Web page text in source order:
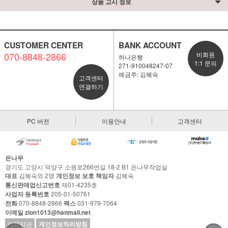
CUSTOMER CENTER
070-8848-2866
고객센터
연결하기
BANK ACCOUNT
하나은행
271-910048247-07
예금주: 김혜숙
비회원
1:1 문의
PC 버전 이용안내 고객센터
은나무
경기도 고양시 덕양구 소원로266번길 18-2 B1 은나무작업실
대표 김혜숙외 2명 개인정보 보호 책임자김혜숙
통신판매업신고번호제01-4235호
사업자 등록번호205-01-50761
전화070-8848-2866 팩스031-979-7064
이메일 zion1013@hanmail.net
이용약관 개인정보처리방침